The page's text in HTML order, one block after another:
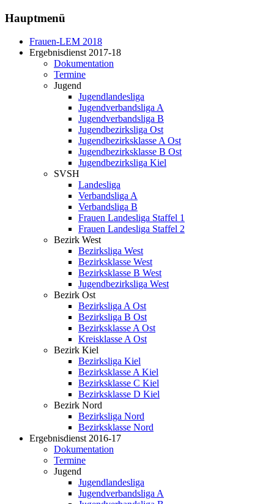
Hauptmenü
Frauen-LEM 2018
Ergebnisdienst 2017-18
Dokumentation
Termine
Jugend
Jugendlandesliga
Jugendverbandsliga A
Jugendverbandsliga B
Jugendbezirksliga Ost
Jugendbezirksklasse A Ost
Jugendbezirksklasse B Ost
Jugendbezirksliga Kiel
SVSH
Landesliga
Verbandsliga A
Verbandsliga B
Frauen Landesliga Staffel 1
Frauen Landesliga Staffel 2
Bezirk West
Bezirksliga West
Bezirksklasse West
Bezirksklasse B West
Jugendbezirksliga West
Bezirk Ost
Bezirksliga A Ost
Bezirksliga B Ost
Bezirksklasse A Ost
Kreisklasse A Ost
Bezirk Kiel
Bezirksliga Kiel
Bezirksklasse A Kiel
Bezirksklasse C Kiel
Bezirksklasse D Kiel
Bezirk Nord
Bezirksliga Nord
Bezirksklasse Nord
Ergebnisdienst 2016-17
Dokumentation
Termine
Jugend
Jugendlandesliga
Jugendverbandsliga A